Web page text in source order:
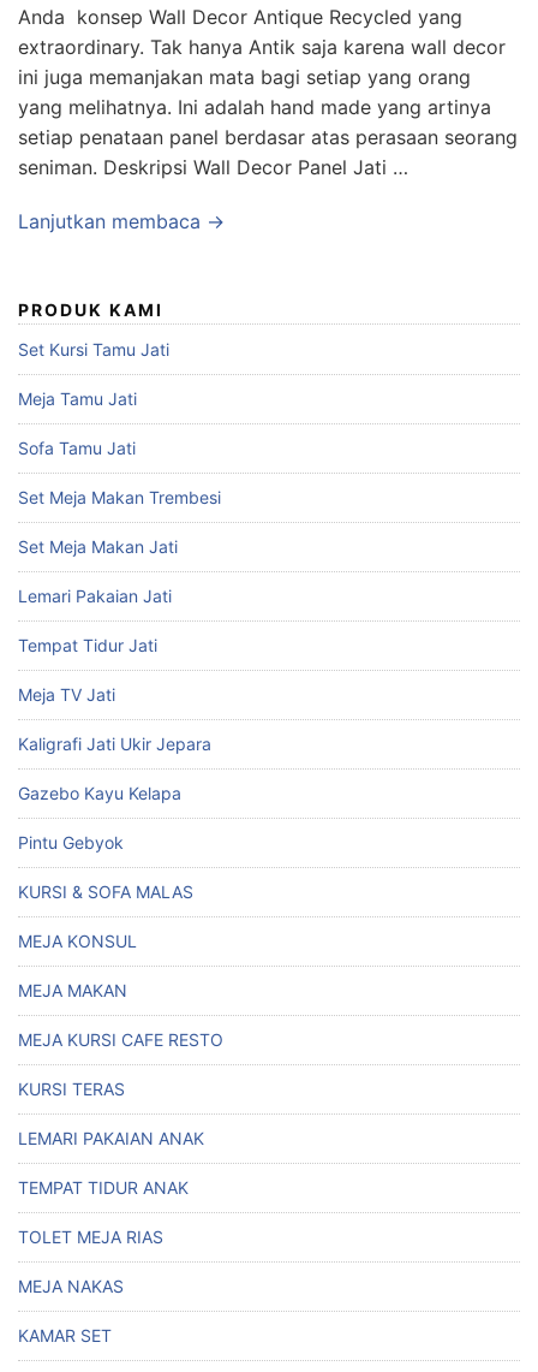
Anda konsep Wall Decor Antique Recycled yang
extraordinary. Tak hanya Antik saja karena wall decor
ini juga memanjakan mata bagi setiap yang orang
yang melihatnya. Ini adalah hand made yang artinya
setiap penataan panel berdasar atas perasaan seorang
seniman. Deskripsi Wall Decor Panel Jati …
Lanjutkan membaca →
PRODUK KAMI
Set Kursi Tamu Jati
Meja Tamu Jati
Sofa Tamu Jati
Set Meja Makan Trembesi
Set Meja Makan Jati
Lemari Pakaian Jati
Tempat Tidur Jati
Meja TV Jati
Kaligrafi Jati Ukir Jepara
Gazebo Kayu Kelapa
Pintu Gebyok
KURSI & SOFA MALAS
MEJA KONSUL
MEJA MAKAN
MEJA KURSI CAFE RESTO
KURSI TERAS
LEMARI PAKAIAN ANAK
TEMPAT TIDUR ANAK
TOLET MEJA RIAS
MEJA NAKAS
KAMAR SET